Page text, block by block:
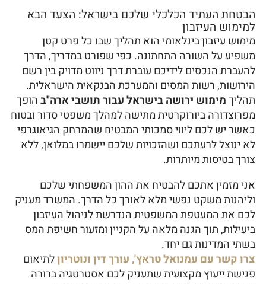
הבטחת העתיד הכלכלי שלכם בישראל: הצעד הבא
למימוש העיזבון
מימוש עיזבון בינלאומי הוא תהליך שבו כל פרט קטן
משפיע על השורה התחתונה. כפי שפורט במדריך, הדרך
להעברת הנכסים לידיכם עוברת דרך ניווט מדויק בין רשם
הירושות, רשות המסים והמערכת הבנקאית הישראלית.
תהליךמימוש ירושה בישראל עבור תושבי ארה"בהופך
מפרוצדורה ביורוקרטית מתישה למהלך משפטי סדור ובטוח
כאשר יש לכם ליווי סמכותי המבטיח שהמרחק הגיאוגרפי
לא ינוצל לרעתכם ושהזכויות שלכם יישמרו במלואן, ללא
צורך בטיסות מיותרות.
אני מזמין אתכם להבטיח את ההון המשפחתי שלכם
וליהנות משקט נפשי מלא לאורך כל הדרך. המשרד מעניק
לכם את המעטפת המשפטית הנדרשת לניהול העיזבון
ביעילות, תוך הגנה מלאה על הקניין ומזעור חשיפת המס
בשתי המדינות גם יחד.
צרו קשר עם עמנואל טראץ', עורך דין ונוטריוןלתיאום
פגישת ייעוץ מקצועית שתעניק לכם אסטרטגיה ברורה